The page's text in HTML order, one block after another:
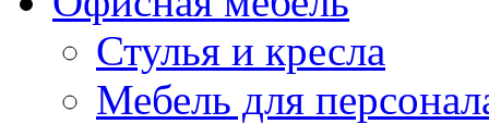
Стулья и кресла
Мебель для